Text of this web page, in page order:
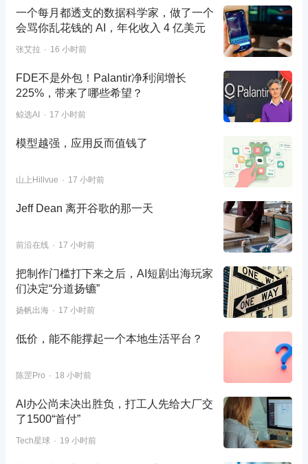
一个每月都透支的数据科学家，做了一个
会骂你乱花钱的 AI，年化收入 4 亿美元
张艾拉 16 小时前
FDE不是外包！Palantir净利润增长
225%，带来了哪些希望？
鲸选AI 17 小时前
模型越强，应用反而值钱了
山上Hillvue 17 小时前
Jeff Dean 离开谷歌的那一天
前沿在线 17 小时前
把制作门槛打下来之后，AI短剧出海玩家
们决定“分道扬镳”
扬帆出海 17 小时前
低价，能不能撑起一个本地生活平台？
陈罡Pro 18 小时前
AI办公尚未决出胜负，打工人先给大厂交
了1500“首付”
Tech星球 19 小时前